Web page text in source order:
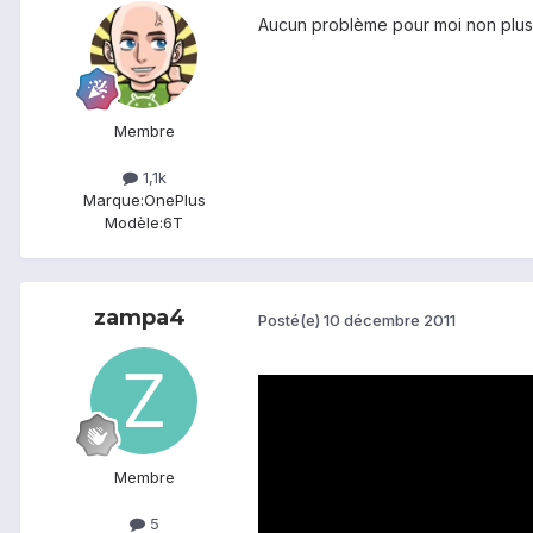
Membre
1,1k
Marque:OnePlus
Modèle:6T
Aucun problème pour moi non
zampa4
Membre
5
Posté(e) 10 décembre 2011